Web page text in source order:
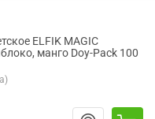
ELFIK MAGIC
манго Doy-Pack 100